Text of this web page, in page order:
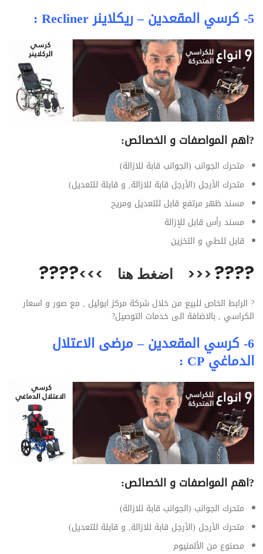
5- كرسي المقعدين – ريكلاينر Recliner :
?اهم المواصفات و الخصائص:
متحرك الجوانب (الجوانب قابة للازالة)
متحرك الأرجل (الأرجل قابة للازالة, و قابلة للتعديل)
مسند ظهر مرتفع قابل للتعديل ومريح
مسند رأس قابل للإزالة
قابل للطي و التخزين
??
??
<<< اضغط هنا >>>
??
??
? الرابط الخاص للبيع من خلال شركة مركز ابوليل , مع صور و اسعار
الكراسي , بالاضافة الى خدمات التوصيل?
6- كرسي المقعدين – مرضى الاعتلال
الدماغي CP :
?اهم المواصفات و الخصائص:
متحرك الجوانب (الجوانب قابة للازالة)
متحرك الأرجل (الأرجل قابة للازالة, و قابلة للتعديل)
مصنوع من الألمنيوم